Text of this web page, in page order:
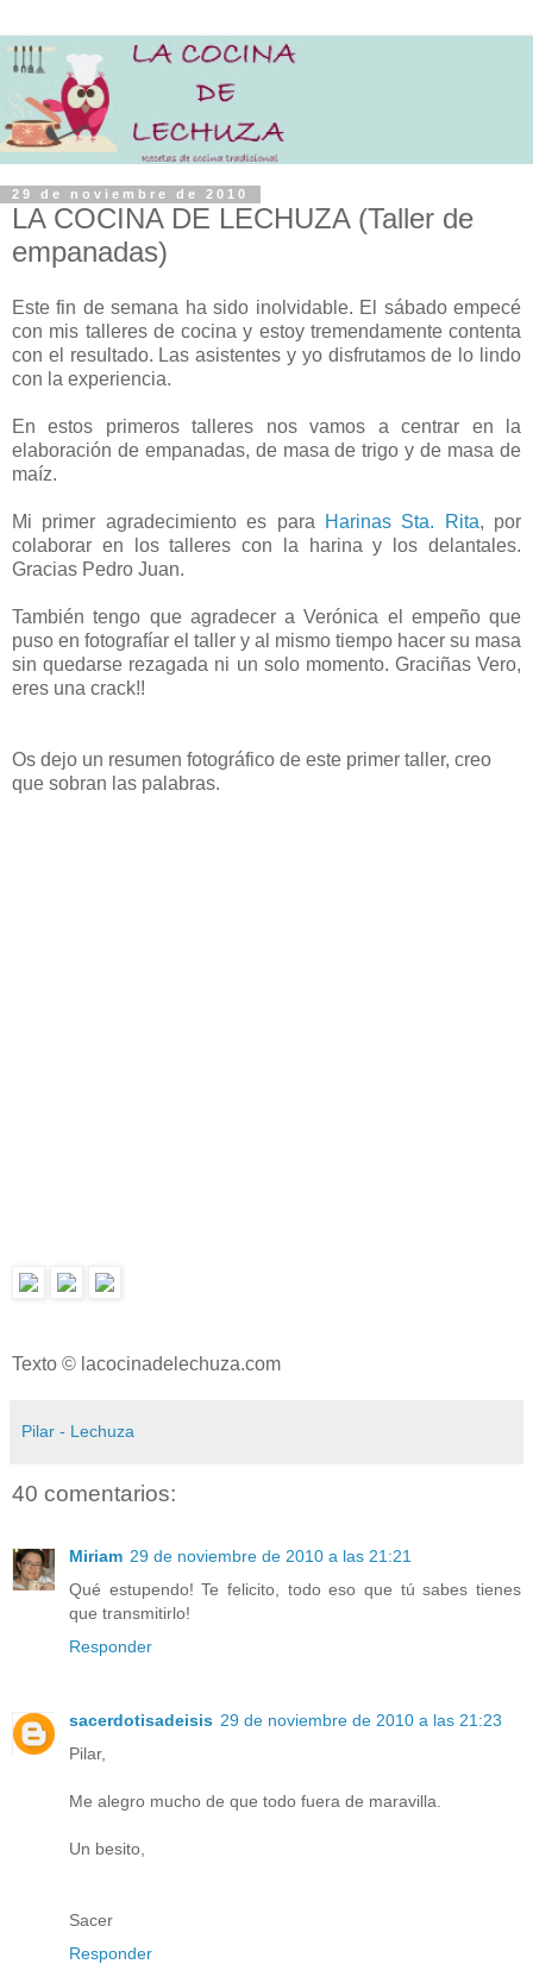
29 de noviembre de 2010
LA COCINA DE LECHUZA (Taller de
empanadas)
Este fin de semana ha sido inolvidable. El sábado empecé
con mis talleres de cocina y estoy tremendamente contenta
con el resultado. Las asistentes y yo disfrutamos de lo lindo
con la experiencia.
En estos primeros talleres nos vamos a centrar en la
elaboración de empanadas, de masa de trigo y de masa de
maíz.
Mi primer agradecimiento es para Harinas Sta. Rita, por
colaborar en los talleres con la harina y los delantales.
Gracias Pedro Juan.
También tengo que agradecer a Verónica el empeño que
puso en fotografíar el taller y al mismo tiempo hacer su masa
sin quedarse rezagada ni un solo momento. Graciñas Vero,
eres una crack!!
Os dejo un resumen fotográfico de este primer taller, creo
que sobran las palabras.
Texto © lacocinadelechuza.com
Pilar - Lechuza
40 comentarios:
Miriam 29 de noviembre de 2010 a las 21:21
Qué estupendo! Te felicito, todo eso que tú sabes tienes
que transmitirlo!
Responder
sacerdotisadeisis 29 de noviembre de 2010 a las 21:23
Pilar,
Me alegro mucho de que todo fuera de maravilla.
Un besito,
Sacer
Responder